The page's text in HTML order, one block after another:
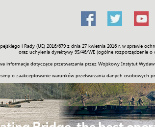
i Rady (UE) 2016/679 z dnia 27 kwietnia 2016 r. w
oraz uchylenia dyrektywy 95/46/WE (ogólne rozporządzenie o
informacje dotyczące przetwarzania przez Wojskowy Instytut
o zaakceptowanie warunków przetwarzania danych osobowych
Świat Społeczność Sport Historia